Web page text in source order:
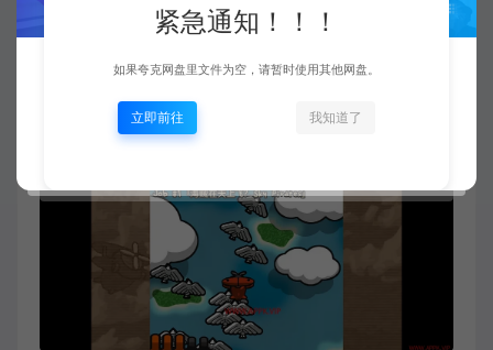
紧急通知！！！
如果夸克网盘里文件为空，请暂时使用其他网盘。
立即前往 我知道了